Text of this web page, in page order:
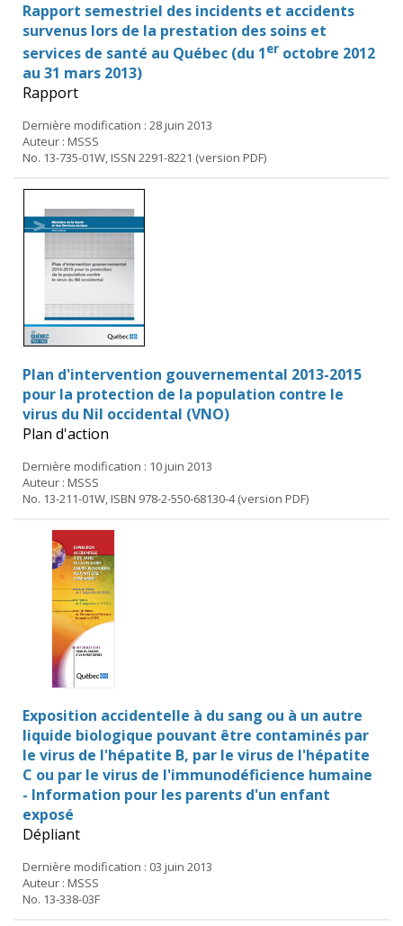
Rapport semestriel des incidents et accidents
survenus lors de la prestation des soins et
services de santé au Québec (du 1er octobre 2012
au 31 mars 2013)
Rapport
Dernière modification : 28 juin 2013
Auteur : MSSS
No. 13-735-01W, ISSN 2291-8221 (version PDF)
Plan d'intervention gouvernemental 2013-2015
pour la protection de la population contre le
virus du Nil occidental (VNO)
Plan d'action
Dernière modification : 10 juin 2013
Auteur : MSSS
No. 13-211-01W, ISBN 978-2-550-68130-4 (version PDF)
Exposition accidentelle à du sang ou à un autre
liquide biologique pouvant être contaminés par
le virus de l'hépatite B, par le virus de l'hépatite
C ou par le virus de l'immunodéficience humaine
- Information pour les parents d'un enfant
exposé
Dépliant
Dernière modification : 03 juin 2013
Auteur : MSSS
No. 13-338-03F